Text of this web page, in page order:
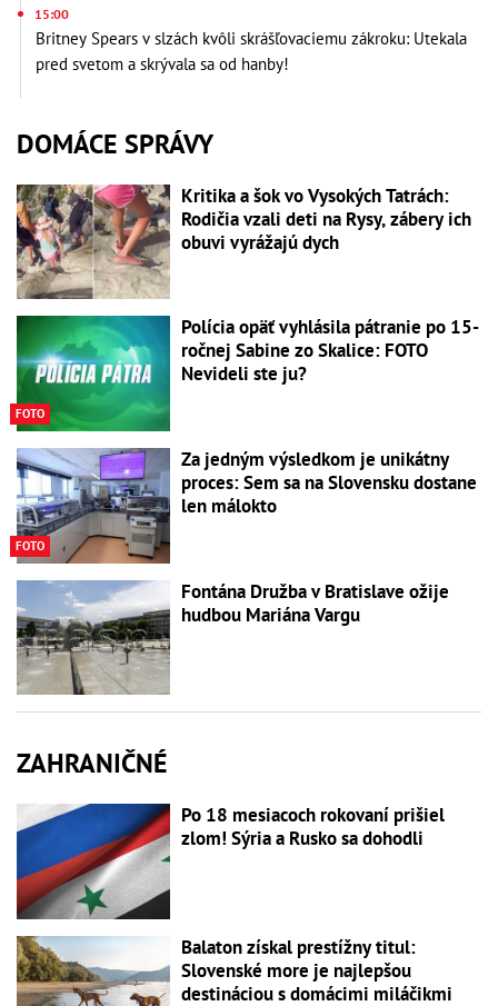
15:00
Britney Spears v slzách kvôli skrášľovaciemu zákroku: Utekala
pred svetom a skrývala sa od hanby!
DOMÁCE SPRÁVY
Kritika a šok vo Vysokých Tatrách:
Rodičia vzali deti na Rysy, zábery ich
obuvi vyrážajú dych
FOTO
Polícia opäť vyhlásila pátranie po 15-
ročnej Sabine zo Skalice: FOTO
Nevideli ste ju?
FOTO
Za jedným výsledkom je unikátny
proces: Sem sa na Slovensku dostane
len málokto
Fontána Družba v Bratislave ožije
hudbou Mariána Vargu
ZAHRANIČNÉ
Po 18 mesiacoch rokovaní prišiel
zlom! Sýria a Rusko sa dohodli
Balaton získal prestížny titul:
Slovenské more je najlepšou
destináciou s domácimi miláčikmi